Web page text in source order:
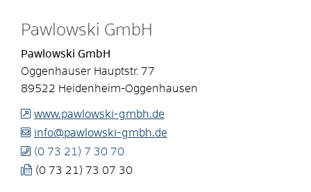
Pawlowski GmbH
Pawlowski GmbH
Oggenhauser Hauptstr. 77
89522 Heidenheim-Oggenhausen
www.pawlowski-gmbh.de
info@pawlowski-gmbh.de
(0 73 21) 7 30 70
(0 73 21) 73 07 30